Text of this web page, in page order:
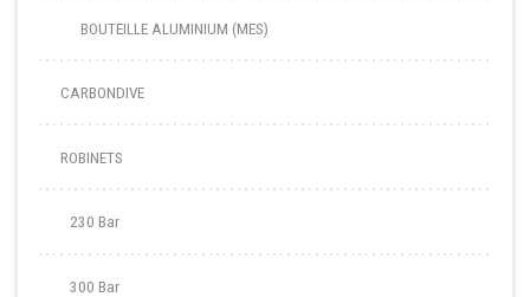
BOUTEILLE ALUMINIUM (MES)
CARBONDIVE
ROBINETS
230 Bar
300 Bar